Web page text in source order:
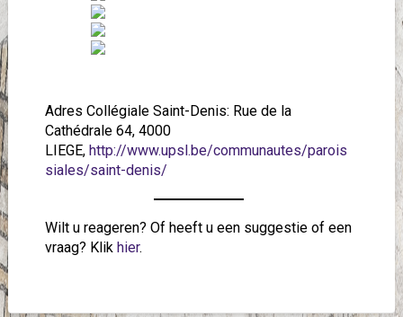
Adres Collégiale Saint-Denis: Rue de la
Cathédrale 64, 4000
LIEGE,http://www.upsl.be/communautes/parois
siales/saint-denis/
Wilt u reageren? Of heeft u een suggestie of een
vraag? Klik hier.